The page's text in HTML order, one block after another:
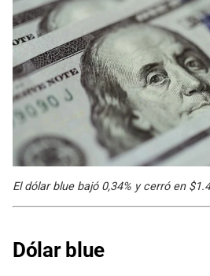
El dólar blue bajó 0,34% y cerró en
Dólar blue